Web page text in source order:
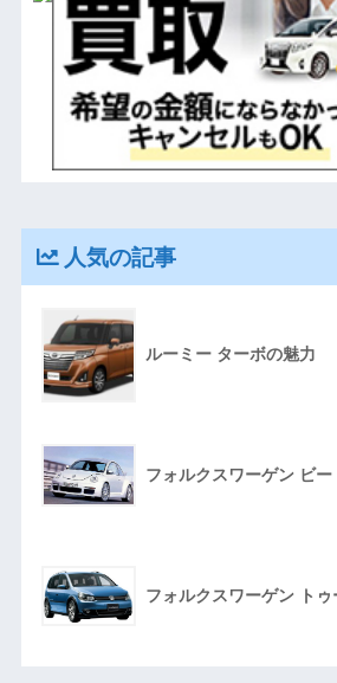
人気の記事
ルーミー ターボの魅力
フォルクスワーゲン ビ
フォルクスワーゲン ト